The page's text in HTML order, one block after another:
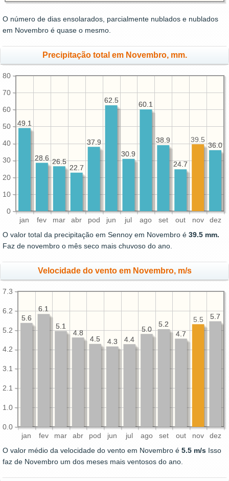
O número de dias ensolarados, parcialmente nublados e nublados
em Novembro é quase o mesmo.
Precipitação total em Novembro, mm.
jan fev mar abr pod jun jul ago set out nov dez
0
10
20
30
40
50
60
70
80
36.0
24.7
38.9
60.1
30.9
62.5
37.9
22.7
26.5
28.6
49.1
36.0
39.5
24.7
38.9
60.1
30.9
62.5
37.9
22.7
26.5
28.6
49.1
O valor total da precipitação em Sennoy em Novembro é 39.5 mm.
Faz de novembro o mês seco mais chuvoso do ano.
Velocidade do vento em Novembro, m/s
jan fev mar abr pod jun jul ago set out nov dez
0.0
1.0
2.1
3.1
4.2
5.2
6.2
7.3
5.7
4.7
5.2
5.0
4.4
4.3
4.5
4.8
5.1
6.1
5.6
5.7
5.5
4.7
5.2
5.0
4.4
4.3
4.5
4.8
5.1
6.1
5.6
O valor médio da velocidade do vento em Novembro é 5.5 m/s Isso
faz de Novembro um dos meses mais ventosos do ano.